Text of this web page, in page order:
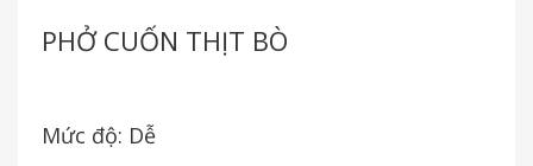
PHỞ CUỐN THỊT BÒ
Mức độ: Dễ